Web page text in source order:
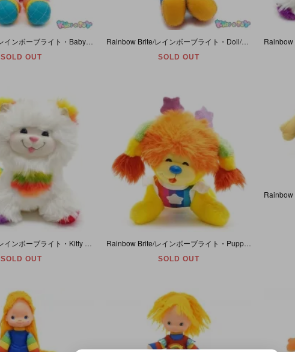
Rainbow Brite/レインボーブライト・Baby Brite/ベイビーブライト・Doll/ドール/人形/ぬいぐるみ・(足を伸ばした状態で)全長40cm・Mattel・1983年
SOLD OUT
Rainbow Brite/レインボーブライト・Doll/ドール/人形/ぬいぐるみ・(足を伸ばした状態で)全長47cm・Lサイズ・Mattel・1983年
SOLD OUT
SOLD OUT
Rainbow Brite/レインボーブライト・Puppy Brite/パピーブライト・ラバーフェイスぬいぐるみ・Mattel・1983年
SOLD OUT